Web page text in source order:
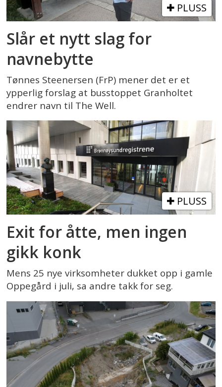
PLUSS
Slår et nytt slag for
navnebytte
Tønnes Steenersen (FrP) mener det er et
ypperlig forslag at busstoppet Granholtet
endrer navn til The Well.
PLUSS
Exit for åtte, men ingen
gikk konk
Mens 25 nye virksomheter dukket opp i gamle
Oppegård i juli, sa andre takk for seg.